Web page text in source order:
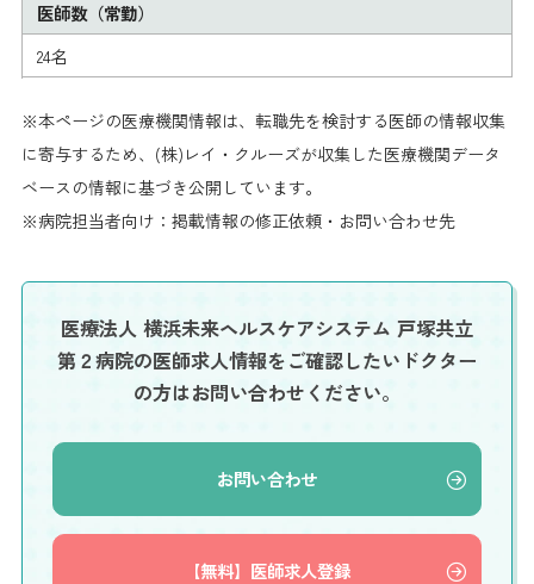
医師数（常勤）
24名
※本ページの医療機関情報は、転職先を検討する医師の情報収集
に寄与するため、(株)レイ・クルーズが収集した医療機関データ
ベースの情報に基づき公開しています。
※病院担当者向け：掲載情報の修正依頼・お問い合わせ先
医療法人 横浜未来ヘルスケアシステム 戸塚共立
第２病院の医師求人情報をご確認したいドクター
の方はお問い合わせください。
お問い合わせ
【無料】医師求人登録